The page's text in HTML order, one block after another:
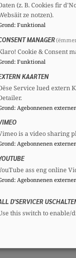
que,
Ministre des
suivantes à
Commune au
2026, par
de
(z. B. Cookies fir
ze notzen).
: Funktional
MANAGER
Cookie & Consent
: Funktional
KAARTEN
Service lued extern
: Agebonnenen
is a video sharing
: Agebonnenen
ass eng online
: Agebonnenen
D'SERVICER
this switch to enable/